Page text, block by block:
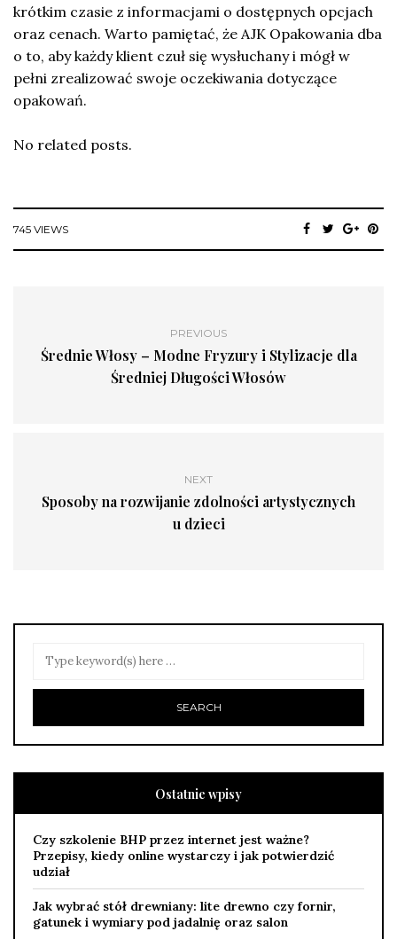
krótkim czasie z informacjami o dostępnych opcjach
oraz cenach. Warto pamiętać, że AJK Opakowania dba
o to, aby każdy klient czuł się wysłuchany i mógł w
pełni zrealizować swoje oczekiwania dotyczące
opakowań.
No related posts.
745 VIEWS
PREVIOUS
Średnie Włosy – Modne Fryzury i Stylizacje dla
Średniej Długości Włosów
NEXT
Sposoby na rozwijanie zdolności artystycznych
u dzieci
Ostatnie wpisy
Czy szkolenie BHP przez internet jest ważne?
Przepisy, kiedy online wystarczy i jak potwierdzić
udział
Jak wybrać stół drewniany: lite drewno czy fornir,
gatunek i wymiary pod jadalnię oraz salon